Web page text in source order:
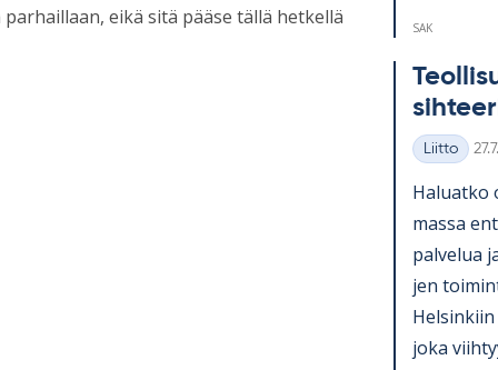
eikä sitä pääse tällä hetkellä
SAK
Kategoriat
Liitto
Ha­luatko
massa
pal­ve­lua
jen
joka